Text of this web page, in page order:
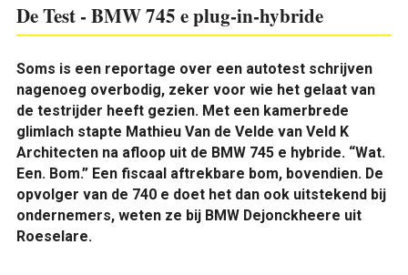
De Test - BMW 745 e plug-in-hybride
Soms is een reportage over een autotest schrijven
nagenoeg overbodig, zeker voor wie het gelaat van
de testrijder heeft gezien. Met een kamerbrede
glimlach stapte Mathieu Van de Velde van Veld K
Architecten na afloop uit de BMW 745 e hybride. “Wat.
Een. Bom.” Een fiscaal aftrekbare bom, bovendien. De
opvolger van de 740 e doet het dan ook uitstekend bij
ondernemers, weten ze bij BMW Dejonckheere uit
Roeselare.